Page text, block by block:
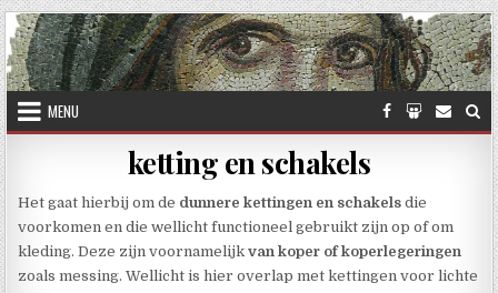
Skip to content
MENU
ketting en schakels
Het gaat hierbij om de dunnere kettingen en schakels die
voorkomen en die wellicht functioneel gebruikt zijn op of om
kleding. Deze zijn voornamelijkvan koper of koperlegeringen
zoals messing. Wellicht is hier overlap met kettingen voor lichte